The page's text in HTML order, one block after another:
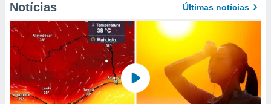
Notícias Últimas notícias